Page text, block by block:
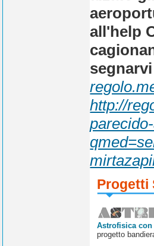
all'help
http://
Progetti
Astrofisica con
progetto